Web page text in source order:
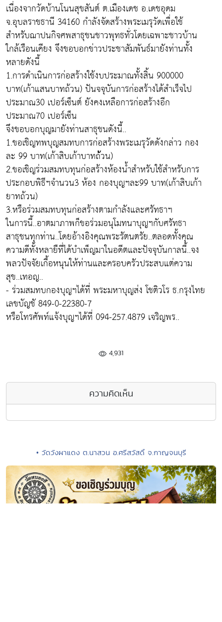
เนื่องจากวัดบ้านโนนสุขสันต์ ต.เมืองเดช อ.เดชอุดม
จ.อุบลราชธานี 34160 กำลังจัดสร้างพระเมรุวัดเพื่อใช้
สำหรับฌาปนกิจศพสาธุชนชาวพุทธทั่วโดยเฉพาะชาวบ้าน
ใกล้เรือนเคียง จึงขอบอกข่าวประชาสัมพันธ์มายังท่านทั้ง
หลายดังนี้
1.การดำเนินการก่อสร้างใช้งบประมาณทั้งสิ้น 900000
บาท(เก้าแสนบาทถ้วน) ปันจจุบันการก่อสร้างได้สำเร็จไป
ประมาณ30 เปอร์เซ็นต์ ยังคงเหลือการก่อสร้างอีก
ประมาณ70 เปอร์เซ็น
จึงขอบอกบุญมายังท่านสาธุชนดังนี้..
1.ขอเชิญทพบุญสมทบการก่อสร้างพระเมรุวัดดังกล่าว กอง
ละ 99 บาท(เก้าสิบเก้าบาทถ้้้วน)
2.ขอเชิญร่วมสมทบทุนก่อสร้างห้องน้ำสำหรับใช้สำหรับการ
ประกอบพิธีฯจำนวน3 ห้อง กองบุญฯละ99 บาท(เก้าสิบเก้า
ยาทถ้วน)
3.หรือร่วมสมทบทุนก่อสร้างตามกำลังและศรัทธาฯ
ในการนี้..อาตมาภาพก็ขอร่วมอนุโมทนาบุญฯกับศรัทธา
สาธุชนทุกท่าน..โดยอ้างอิงคุณพระรัตนตรัย..ตลอดทั้งคุณ
ความดีทั้งหลายืที่ได้บำเพ็ญมาในอดีตและปัจจุบันกาลนี้..จง
พลวปัจจัยเกื้อหนุนให้ท่านและครอบครัวประสบแต่ความ
สุข..เทอญ..
- ร่วมสมทบกองบุญฯได้ที่ พระมหาบุญส่ง โชติวโร ธ.กรุงไทย
เลขบัญชั 849-0-22380-7
หรือโทรศัพท์แจ้งบุญฯได้ที่ 094-257.4879 เจริญพร..
4,931
ความคิดเห็น
• วัดวังผาแดง ต.นาสวน อ.ศรีสวัสดิ์ จ.กาญจนบุรี